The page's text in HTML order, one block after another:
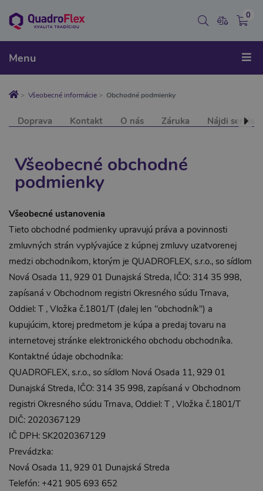
Menu
0
Všeobecné informácie Obchodné podmienky
Doprava Kontakt O nás Záruka Nájdi servis
Všeobecné obchodné
podmienky
Všeobecné ustanovenia
Tieto obchodné podmienky upravujú práva a povinnosti
zmluvných strán vyplývajúce z kúpnej zmluvy uzatvorenej
medzi obchodníkom, ktorým je QUADROFLEX, s.r.o., so sídlom
Nová Osada 11, 929 01 Dunajská Streda, IČO: 314 35 998,
zapísaná v Obchodnom registri Okresného súdu Trnava,
Oddiel: T , Vložka č.1801/T (ďalej len "obchodník") a
kupujúcim, ktorej predmetom je kúpa a predaj tovaru na
internetovej stránke elektronického obchodu obchodníka.
Kontaktné údaje obchodníka:
QUADROFLEX, s.r.o., so sídlom Nová Osada 11, 929 01
Dunajská Streda, IČO: 314 35 998, zapísaná v Obchodnom
registri Okresného súdu Trnava, Oddiel: T , Vložka č.1801/T
DIČ: 2020367129
IČ DPH: SK2020367129
Prevádzka:
Nová Osada 11, 929 01 Dunajská Streda
Telefón: +421 905 693 652